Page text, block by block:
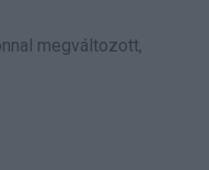
megváltozott,